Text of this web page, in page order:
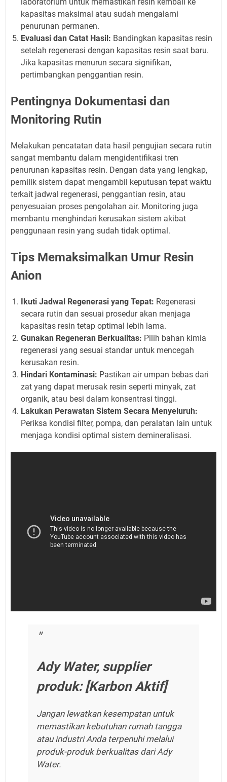
laboratorium untuk memastikan resin kembali ke
kapasitas maksimal atau sudah mengalami
penurunan permanen.
Evaluasi dan Catat Hasil: Bandingkan kapasitas resin
setelah regenerasi dengan kapasitas resin saat baru.
Jika kapasitas menurun secara signifikan,
pertimbangkan penggantian resin.
Pentingnya Dokumentasi dan
Monitoring Rutin
Melakukan pencatatan data hasil pengujian secara rutin
sangat membantu dalam mengidentifikasi tren
penurunan kapasitas resin. Dengan data yang lengkap,
pemilik sistem dapat mengambil keputusan tepat waktu
terkait jadwal regenerasi, penggantian resin, atau
penyesuaian proses pengolahan air. Monitoring juga
membantu menghindari kerusakan sistem akibat
penggunaan resin yang sudah tidak optimal.
Tips Memaksimalkan Umur Resin
Anion
Ikuti Jadwal Regenerasi yang Tepat: Regenerasi
secara rutin dan sesuai prosedur akan menjaga
kapasitas resin tetap optimal lebih lama.
Gunakan Regeneran Berkualitas: Pilih bahan kimia
regenerasi yang sesuai standar untuk mencegah
kerusakan resin.
Hindari Kontaminasi: Pastikan air umpan bebas dari
zat yang dapat merusak resin seperti minyak, zat
organik, atau besi dalam konsentrasi tinggi.
Lakukan Perawatan Sistem Secara Menyeluruh:
Periksa kondisi filter, pompa, dan peralatan lain untuk
menjaga kondisi optimal sistem demineralisasi.
Ady Water, supplier
produk: [Karbon Aktif]
Jangan lewatkan kesempatan untuk
memastikan kebutuhan rumah tangga
atau industri Anda terpenuhi melalui
produk-produk berkualitas dari Ady
Water.